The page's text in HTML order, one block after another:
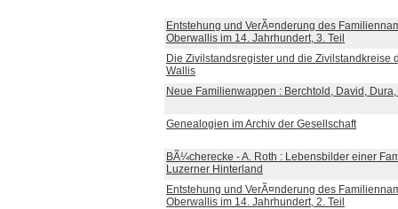
Entstehung und VerÃ¤nderung des
Oberwallis im 14. Jahrhundert, 3. Teil
Die Zivilstandsregister und die Zivilstandkreise
Wallis
Neue Familienwappen : Berchtold, David,
Genealogien im Archiv der Gesellschaft
BÃ¼cherecke - A. Roth : Lebensbilder einer
Luzerner Hinterland
Entstehung und VerÃ¤nderung des
Oberwallis im 14. Jahrhundert, 2. Teil